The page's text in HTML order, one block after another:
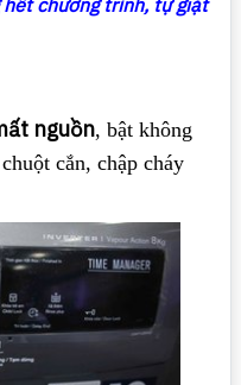
chương trình, tự giặt
nguồn, bật không
cắn, chập cháy